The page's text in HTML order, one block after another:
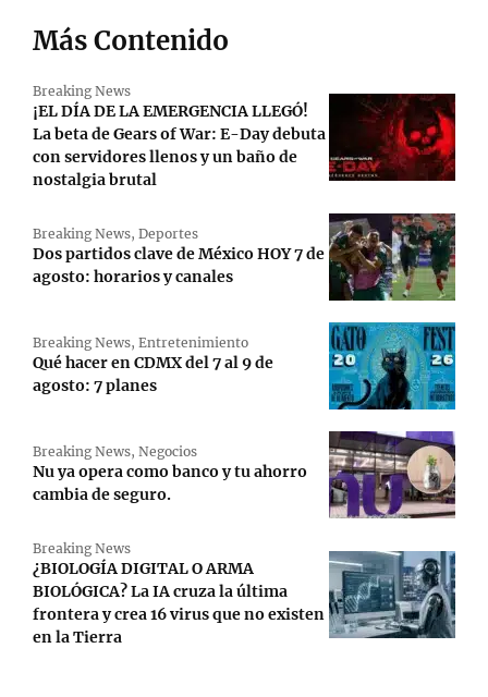
Más Contenido
Breaking News
¡EL DÍA DE LA EMERGENCIA LLEGÓ!
La beta de Gears of War: E-Day debuta
con servidores llenos y un baño de
nostalgia brutal
Breaking News, Deportes
Dos partidos clave de México HOY 7 de
agosto: horarios y canales
Breaking News, Entretenimiento
Qué hacer en CDMX del 7 al 9 de
agosto: 7 planes
Breaking News, Negocios
Nu ya opera como banco y tu ahorro
cambia de seguro.
Breaking News
¿BIOLOGÍA DIGITAL O ARMA
BIOLÓGICA? La IA cruza la última
frontera y crea 16 virus que no existen
en la Tierra